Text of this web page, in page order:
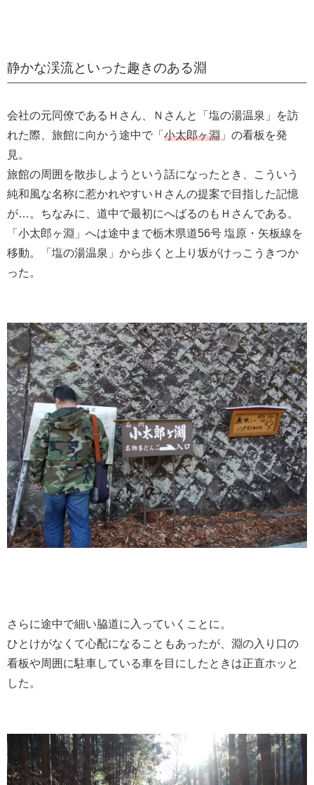
静かな渓流といった趣きのある淵
会社の元同僚であるＨさん、Ｎさんと「塩の湯温泉」を訪
れた際、旅館に向かう途中で「 小太郎ヶ淵 」の看板を発
見。
旅館の周囲を散歩しようという話になったとき、こういう
純和風な名称に惹かれやすいＨさんの提案で目指した記憶
が…。ちなみに、道中で最初にへばるのもＨさんである。
「小太郎ヶ淵」へは途中まで栃木県道56号 塩原・矢板線を
移動。「塩の湯温泉」から歩くと上り坂がけっこうきつか
った。
さらに途中で細い脇道に入っていくことに。
ひとけがなくて心配になることもあったが、淵の入り口の
看板や周囲に駐車している車を目にしたときは正直ホッと
した。